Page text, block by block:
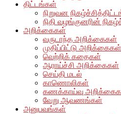
திட்டங்கள்
நிறுவன
நிதி வழங்குனரின்
அறிக்கைகள்
வருடாந்த அறிக்கைகள்
முதிப்பிட்டு அறிக்கைகள்
வெற்றிக் கதைகள்
ஆராய்ச்சி அறிக்கைகள்
செய்தி மடல்
காணொலிகள்
கணக்காய்வு
வேறு ஆவணங்கள்
அனுபவங்கள்